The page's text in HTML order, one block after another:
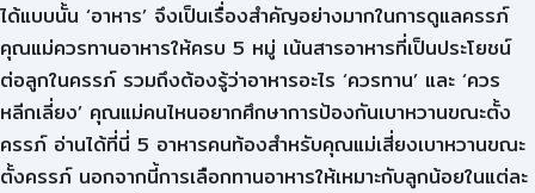
ได้แบบนั้น ‘อาหาร’ จึงเป็นเรื่องสำคัญอย่างมากในการดูแลครรภ์
คุณแม่ควรทานอาหารให้ครบ 5 หมู่ เน้นสารอาหารที่เป็นประโยชน์
ต่อลูกในครรภ์ รวมถึงต้องรู้ว่าอาหารอะไร ‘ควรทาน’ และ ‘ควร
หลีกเลี่ยง’ คุณแม่คนไหนอยากศึกษาการป้องกันเบาหวานขณะตั้ง
ครรภ์ อ่านได้ที่นี่ 5 อาหารคนท้องสำหรับคุณแม่เสี่ยงเบาหวานขณะ
ตั้งครรภ์ นอกจากนี้การเลือกทานอาหารให้เหมาะกับลูกน้อยในแต่ละ